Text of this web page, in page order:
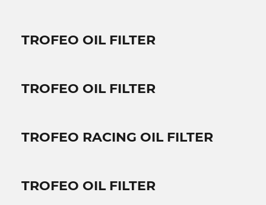
TROFEO OIL FILTER
TROFEO OIL FILTER
TROFEO RACING OIL FILTER
TROFEO OIL FILTER